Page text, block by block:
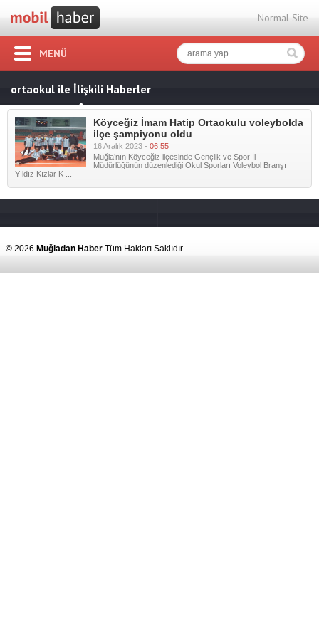
Normal Site
MENÜ
ortaokul ile İlişkili Haberler
Köyceğiz İmam Hatip Ortaokulu voleybolda
ilçe şampiyonu oldu
16 Aralık 2023 - 06:55
Muğla’nın Köyceğiz ilçesinde Gençlik ve Spor İl
Müdürlüğünün düzenlediği Okul Sporları Voleybol Branşı
Yıldız Kızlar K ...
© 2026 Muğladan Haber Tüm Hakları Saklıdır.